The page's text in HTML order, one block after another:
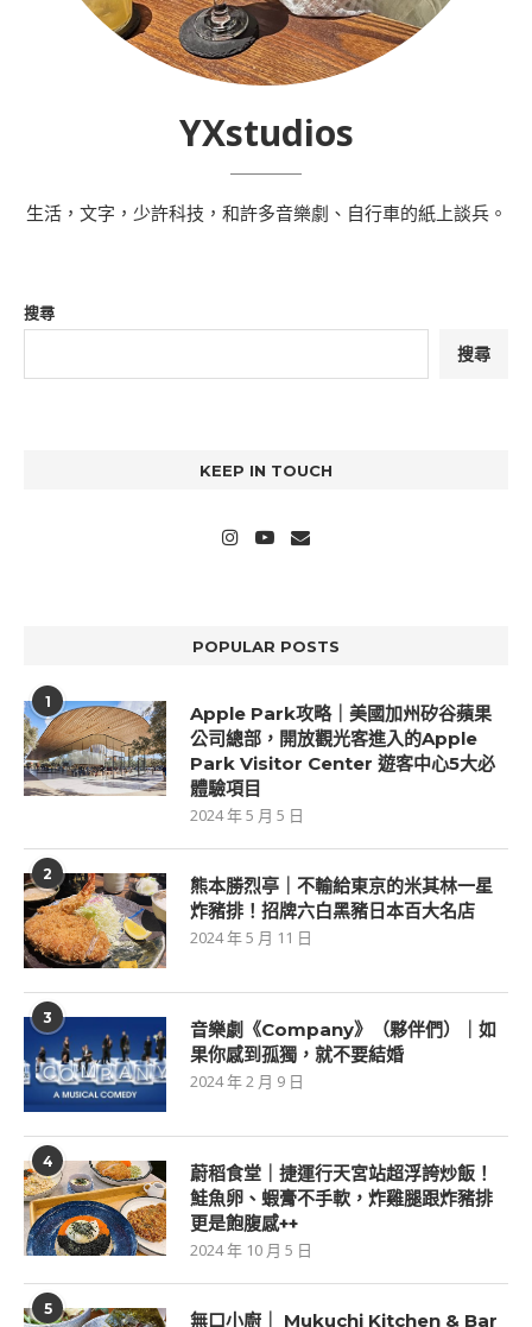
YXstudios
生活，文字，少許科技，和許多音樂劇、自行車的紙上談兵。
搜尋
搜尋
KEEP IN TOUCH
POPULAR POSTS
1
Apple Park攻略｜美國加州矽谷蘋果
公司總部，開放觀光客進入的Apple
Park Visitor Center 遊客中心5大必
體驗項目
2024 年 5 月 5 日
2
熊本勝烈亭｜不輸給東京的米其林一星
炸豬排！招牌六白黑豬日本百大名店
2024 年 5 月 11 日
3
音樂劇《Company》（夥伴們）｜如
果你感到孤獨，就不要結婚
2024 年 2 月 9 日
4
蔚稻食堂｜捷運行天宮站超浮誇炒飯！
鮭魚卵、蝦膏不手軟，炸雞腿跟炸豬排
更是飽腹感++
2024 年 10 月 5 日
5 無口小廚｜ Mukuchi Kitchen & Bar